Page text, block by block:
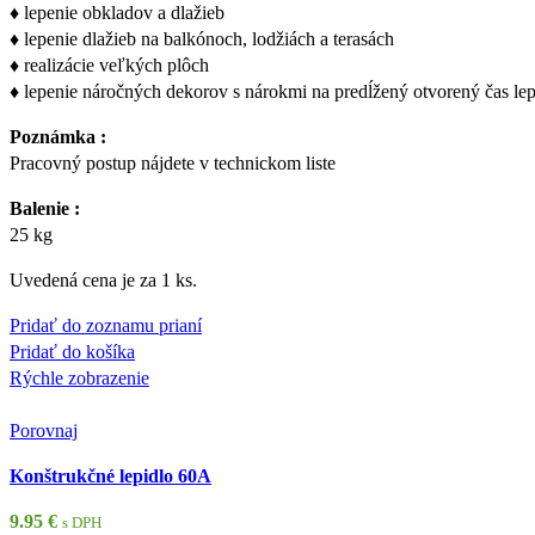
♦ lepenie obkladov a dlažieb
♦ lepenie dlažieb na balkónoch, lodžiách a terasách
♦ realizácie veľkých plôch
♦ lepenie náročných dekorov s nárokmi na predĺžený otvorený čas
Poznámka :
Pracovný postup nájdete v technickom liste
Balenie :
25 kg
Uvedená cena je za 1 ks.
Pridať do zoznamu prianí
Pridať do košíka
Rýchle zobrazenie
Porovnaj
Konštrukčné lepidlo 60A
9.95 € s DPH